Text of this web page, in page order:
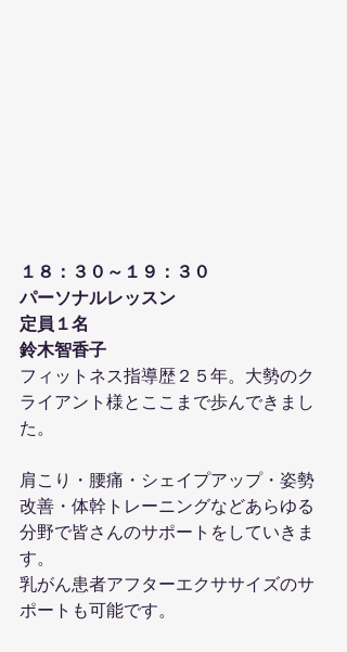
１８：３０～１９：３０
パーソナルレッスン
定員１名
鈴木智香子
フィットネス指導歴２５年。大勢のク
ライアント様とここまで歩んできまし
た。
肩こり・腰痛・シェイプアップ・姿勢
改善・体幹トレーニングなどあらゆる
分野で皆さんのサポートをしていきま
す。
乳がん患者アフターエクササイズのサ
ポートも可能です。